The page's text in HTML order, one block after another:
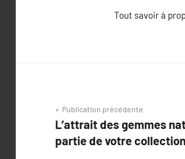
Tout savoir à
Navigation
de
l’article
Publication précédente
L’attrait des gemmes
partie de votre collection